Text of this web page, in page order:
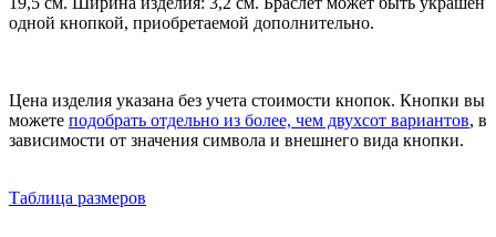
одной кнопкой, приобретаемой дополнительно.
Цена изделия указана без учета стоимости кнопок. Кнопки вы
можете подобрать отдельно из более, чем двухсот вариантов, в
зависимости от значения символа и внешнего вида кнопки.
Таблица размеров